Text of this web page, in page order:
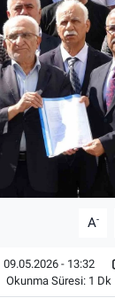
A-
09.05.2026 - 13:32
Okunma Süresi: 1 Dk